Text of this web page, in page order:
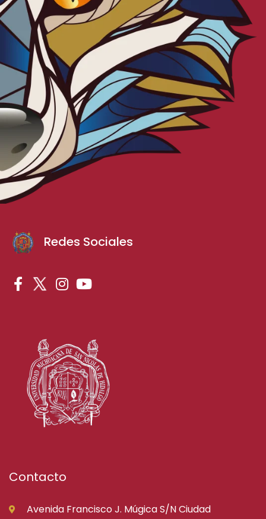
Redes Sociales
Contacto
Avenida Francisco J. Múgica S/N Ciudad